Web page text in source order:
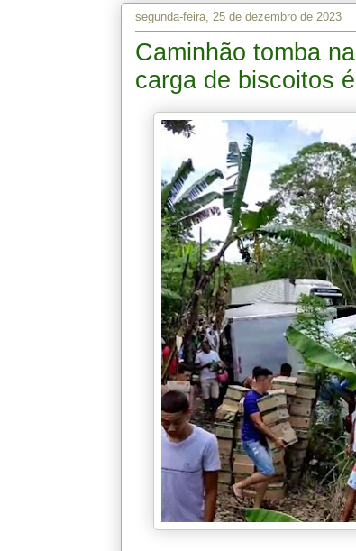
segunda-feira, 25 de dezembro de 2023
Caminhão tomba
carga de biscoitos